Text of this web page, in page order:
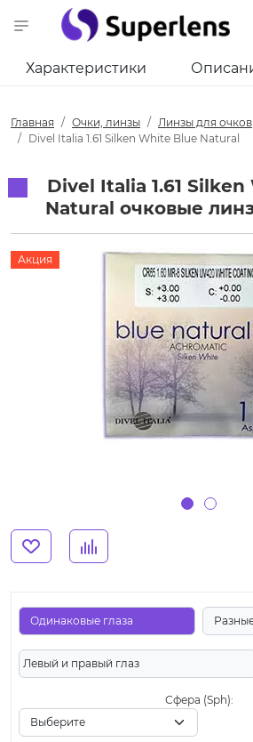
Характеристики
Главная Очки, линзы
Линзы для очков
Divel Italia 1.61 Silken White Blue Natural
Divel Italia 1.61
Natural очковые
Акция
Одинаковые глаза
Левый и правый глаз
Сфера (Sph):